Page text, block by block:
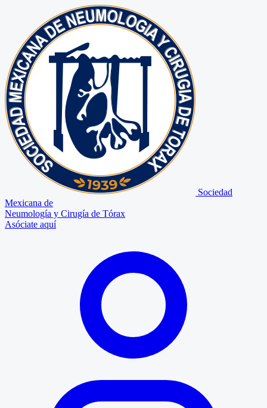
Sociedad
Mexicana de
Neumología y Cirugía de Tórax
Asóciate aquí